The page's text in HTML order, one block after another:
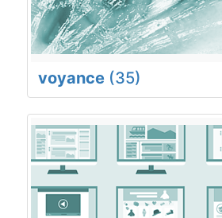
voyance (35)